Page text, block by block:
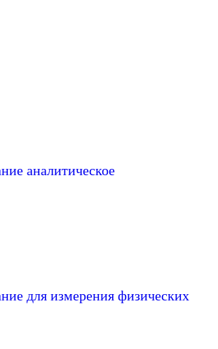
аналитическое
для измерения физических